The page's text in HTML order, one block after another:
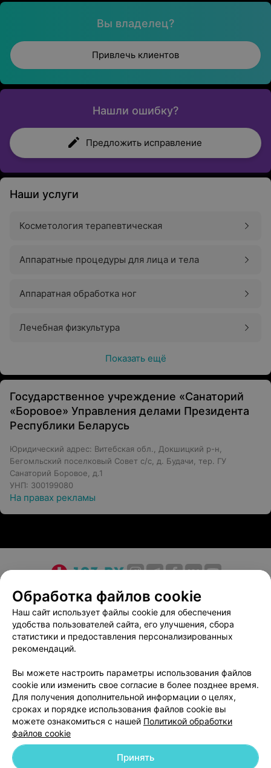
Вы владелец?
Привлечь клиентов
Нашли ошибку?
Предложить исправление
Наши услуги
Косметология терапевтическая
Аппаратные процедуры для лица и тела
Аппаратная обработка ног
Лечебная физкультура
Показать ещё
Государственное учреждение «Санаторий
«Боровое» Управления делами Президента
Республики Беларусь
Юридический адрес: Витебская обл., Докшицкий р-н,
Бегомльский поселковый Совет с/с, д. Будачи, тер. ГУ
Санаторий Боровое, д.1
УНП: 300199080
На правах рекламы
О проекте Новости проекта
Размещение рекламы
Медицинский маркетинг
Публичный договор
Пользовательское соглашение
Способы оплаты
Вакансии
Партнеры
Написать в поддержку
Персональные настройки cookie
Обработка персональных данных
Обработка файлов cookie
Наш сайт использует файлы cookie для обеспечения
удобства пользователей сайта, его улучшения, сбора
статистики и предоставления персонализированных
рекомендаций.
Вы можете настроить параметры использования файлов
cookie или изменить свое согласие в более позднее время.
Для получения дополнительной информации о целях,
сроках и порядке использования файлов cookie вы
можете ознакомиться с нашей Политикой обработки
файлов cookie
Принять